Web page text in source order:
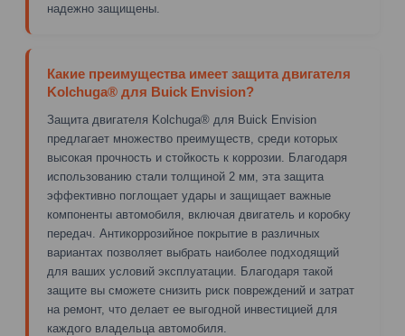
надежно защищены.
Какие преимущества имеет защита двигателя
Kolchuga® для Buick Envision?
Защита двигателя Kolchuga® для Buick Envision
предлагает множество преимуществ, среди которых
высокая прочность и стойкость к коррозии. Благодаря
использованию стали толщиной 2 мм, эта защита
эффективно поглощает удары и защищает важные
компоненты автомобиля, включая двигатель и коробку
передач. Антикоррозийное покрытие в различных
вариантах позволяет выбрать наиболее подходящий
для ваших условий эксплуатации. Благодаря такой
защите вы сможете снизить риск повреждений и затрат
на ремонт, что делает ее выгодной инвестицией для
каждого владельца автомобиля.